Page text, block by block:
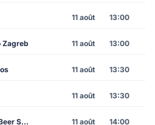
11 août 13:00
Zagreb 11 août 13:00
11 août 13:30
11 août 13:30
Red Star Belgrade vs Hapoel Beer Sheva 11 août 14:00